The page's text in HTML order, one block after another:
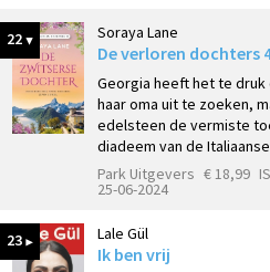
22 Soraya Lane
De verloren dochters
Georgia heeft het te
haar oma uit te zoeken,
edelsteen de vermiste
diadeem van de
Park Uitgevers € 18,99
25-06-2024
23 Lale Gül
Ik ben vrij